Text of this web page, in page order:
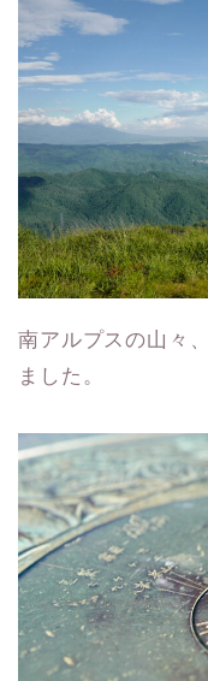
南アルプスの山々
ました。